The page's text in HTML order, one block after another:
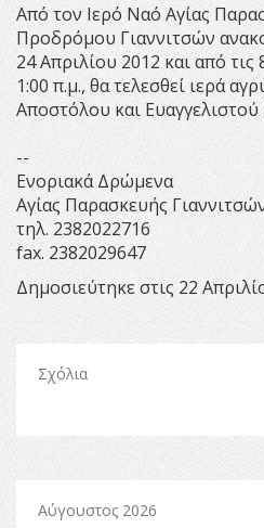
Από τον Ιερό Ναό Αγίας
Προδρόμου Γιαννιτσών
24 Απριλίου 2012 και από τις
1:00 π.μ., θα τελεσθεί ιερά
Αποστόλου και
--
Ενοριακά Δρώμενα
Αγίας Παρασκευής
τηλ. 2382022716
fax. 2382029647
Δημοσιεύτηκε στις 22
Σχόλια
Αύγουστος 2026